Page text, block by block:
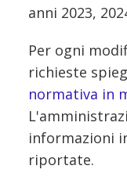
anni 2023,
Per ogni
richieste
normativa in
informazioni
riportate.